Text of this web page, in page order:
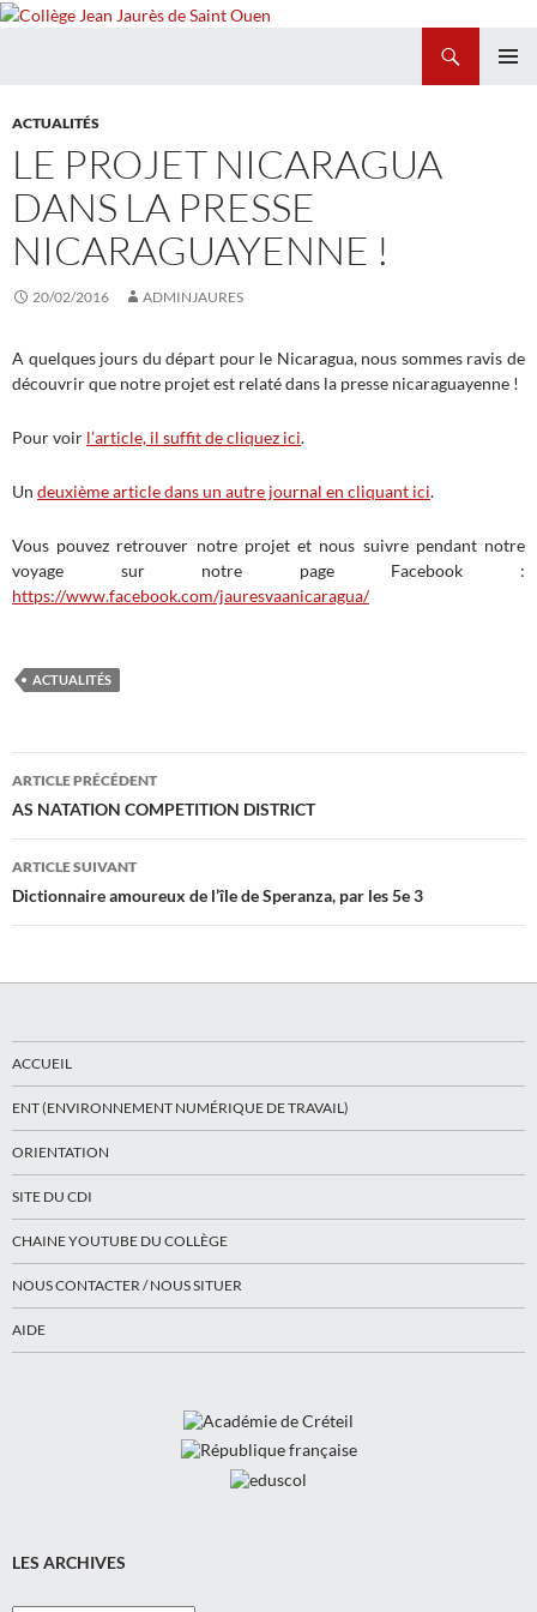
CONTENU
ACTUALITÉS
LE PROJET NICARAGUA
DANS LA PRESSE
NICARAGUAYENNE !
20/02/2016 ADMINJAURES
A quelques jours du départ pour le Nicaragua, nous sommes ravis de
découvrir que notre projet est relaté dans la presse nicaraguayenne !
Pour voir l’article, il suffit de cliquez ici.
Un deuxième article dans un autre journal en cliquant ici.
Vous pouvez retrouver notre projet et nous suivre pendant notre
voyage sur notre page Facebook :
https://www.facebook.com/jauresvaanicaragua/
ACTUALITÉS
Navigation
des
articles
ARTICLE PRÉCÉDENT
AS NATATION COMPETITION DISTRICT
ARTICLE SUIVANT
Dictionnaire amoureux de l’île de Speranza, par les 5e 3
ACCUEIL
ENT (ENVIRONNEMENT NUMÉRIQUE DE TRAVAIL)
ORIENTATION
SITE DU CDI
CHAINE YOUTUBE DU COLLÈGE
NOUS CONTACTER / NOUS SITUER
AIDE
LES ARCHIVES